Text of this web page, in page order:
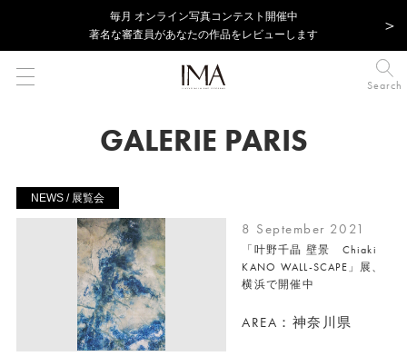
毎⽉ オンライン写真コンテスト開催中
著名な審査員があなたの作品をレビューします
Search
GALERIE PARIS
NEWS / 展覧会
8 September 2021
「叶野千晶 壁景 Chiaki
KANO WALL-SCAPE」展、
横浜で開催中
AREA：神奈川県